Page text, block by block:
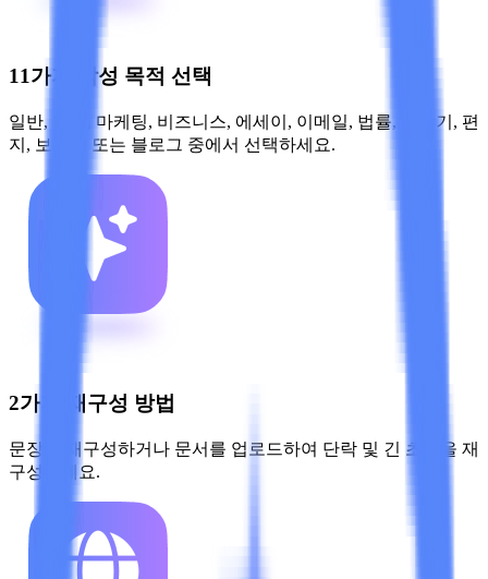
11가지 작성 목적 선택
일반, 학술, 마케팅, 비즈니스, 에세이, 이메일, 법률, 이야기, 편
지, 보고서 또는 블로그 중에서 선택하세요.
2가지 재구성 방법
문장을 재구성하거나 문서를 업로드하여 단락 및 긴 초안을 재
구성하세요.